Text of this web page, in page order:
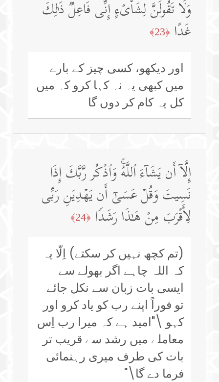
وَلَا تَقُولَنَّ لِشَا۟یۡءٍ إِنِّی فَاعِلࣱ ذَ ٰ⁠لِكَ
غَدًا ﴿23﴾
اور دیکھو، کسی چیز کے بارے
میں کبھی یہ نہ کہا کرو کہ میں
کل یہ کام کر دوں گا
إِلَّاۤ أَن یَشَاۤءَ ٱللَّهُۚ وَٱذۡكُر رَّبَّكَ إِذَا
نَسِیتَ وَقُلۡ عَسَىٰۤ أَن یَهۡدِیَنِ رَبِّی
لِأَقۡرَبَ مِنۡ هَـٰذَا رَشَدࣰا ﴿24﴾
(تم کچھ نہیں کر سکتے) اِلّا یہ
کہ اللہ چاہے اگر بھولے سے
ایسی بات زبان سے نکل جائے
تو فوراً اپنے رب کو یاد کرو اور
کہو \"امید ہے کہ میرا رب اِس
معاملے میں رشد سے قریب تر
بات کی طرف میری رہنمائی
فرما دے گا\"